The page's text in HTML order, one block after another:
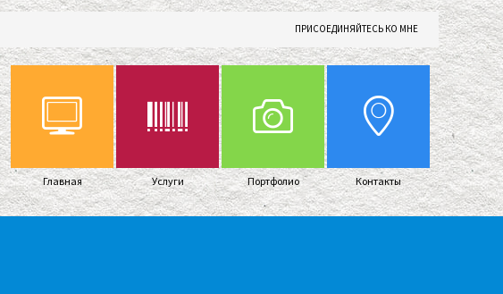
ПРИСОЕДИНЯЙТЕСЬ КО МНЕ
Главная Услуги Портфолио Контакты